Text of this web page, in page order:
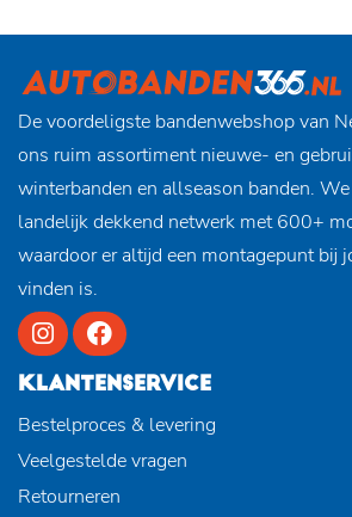
De voordeligste bandenwebshop van
ons ruim assortiment nieuwe- en
winterbanden en allseason banden.
landelijk dekkend netwerk met 600+
waardoor er altijd een montagepunt bij
vinden is.
KLANTENSERVICE
Bestelproces & levering
Veelgestelde vragen
Retourneren